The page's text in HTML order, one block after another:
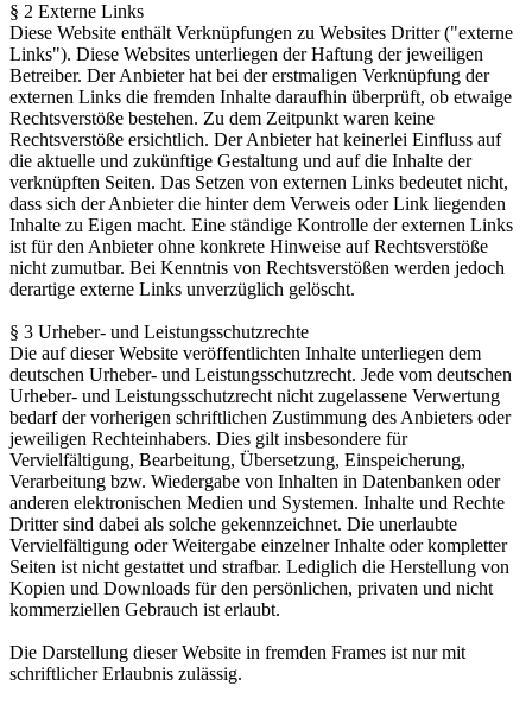
§ 2 Externe Links
Diese Website enthält Verknüpfungen zu Websites Dritter ("externe
Links"). Diese Websites unterliegen der Haftung der jeweiligen
Betreiber. Der Anbieter hat bei der erstmaligen Verknüpfung der
externen Links die fremden Inhalte daraufhin überprüft, ob etwaige
Rechtsverstöße bestehen. Zu dem Zeitpunkt waren keine
Rechtsverstöße ersichtlich. Der Anbieter hat keinerlei Einfluss auf
die aktuelle und zukünftige Gestaltung und auf die Inhalte der
verknüpften Seiten. Das Setzen von externen Links bedeutet nicht,
dass sich der Anbieter die hinter dem Verweis oder Link liegenden
Inhalte zu Eigen macht. Eine ständige Kontrolle der externen Links
ist für den Anbieter ohne konkrete Hinweise auf Rechtsverstöße
nicht zumutbar. Bei Kenntnis von Rechtsverstößen werden jedoch
derartige externe Links unverzüglich gelöscht.
§ 3 Urheber- und Leistungsschutzrechte
Die auf dieser Website veröffentlichten Inhalte unterliegen dem
deutschen Urheber- und Leistungsschutzrecht. Jede vom deutschen
Urheber- und Leistungsschutzrecht nicht zugelassene Verwertung
bedarf der vorherigen schriftlichen Zustimmung des Anbieters oder
jeweiligen Rechteinhabers. Dies gilt insbesondere für
Vervielfältigung, Bearbeitung, Übersetzung, Einspeicherung,
Verarbeitung bzw. Wiedergabe von Inhalten in Datenbanken oder
anderen elektronischen Medien und Systemen. Inhalte und Rechte
Dritter sind dabei als solche gekennzeichnet. Die unerlaubte
Vervielfältigung oder Weitergabe einzelner Inhalte oder kompletter
Seiten ist nicht gestattet und strafbar. Lediglich die Herstellung von
Kopien und Downloads für den persönlichen, privaten und nicht
kommerziellen Gebrauch ist erlaubt.
Die Darstellung dieser Website in fremden Frames ist nur mit
schriftlicher Erlaubnis zulässig.